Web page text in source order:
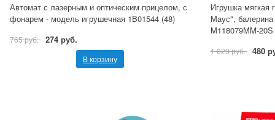
Автомат с лазерным и оптическим прицелом, с
фонарем - модель игрушечная 1B01544 (48)
765 руб. 274 руб.
В корзину
Игрушка
Маус",
M118079MM-20S
1 029 руб. 480